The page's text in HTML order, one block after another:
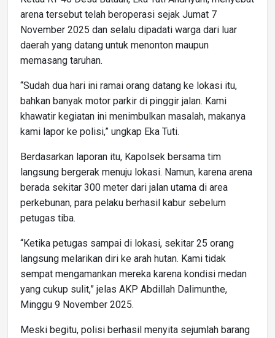
arena tersebut telah beroperasi sejak Jumat 7
November 2025 dan selalu dipadati warga dari luar
daerah yang datang untuk menonton maupun
memasang taruhan.
“Sudah dua hari ini ramai orang datang ke lokasi itu,
bahkan banyak motor parkir di pinggir jalan. Kami
khawatir kegiatan ini menimbulkan masalah, makanya
kami lapor ke polisi,” ungkap Eka Tuti.
Berdasarkan laporan itu, Kapolsek bersama tim
langsung bergerak menuju lokasi. Namun, karena arena
berada sekitar 300 meter dari jalan utama di area
perkebunan, para pelaku berhasil kabur sebelum
petugas tiba.
“Ketika petugas sampai di lokasi, sekitar 25 orang
langsung melarikan diri ke arah hutan. Kami tidak
sempat mengamankan mereka karena kondisi medan
yang cukup sulit,” jelas AKP Abdillah Dalimunthe,
Minggu 9 November 2025.
Meski begitu, polisi berhasil menyita sejumlah barang